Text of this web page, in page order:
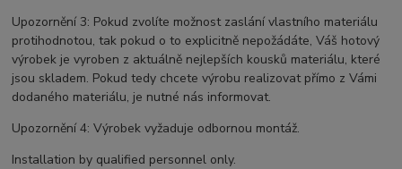
Upozornění 3: Pokud zvolíte možnost zaslání vlastního materiálu
protihodnotou, tak pokud o to explicitně nepožádáte, Váš hotový
výrobek je vyroben z aktuálně nejlepších kousků materiálu, které
jsou skladem. Pokud tedy chcete výrobu realizovat přímo z Vámi
dodaného materiálu, je nutné nás informovat.
Upozornění 4: Výrobek vyžaduje odbornou montáž.
Installation by qualified personnel only.